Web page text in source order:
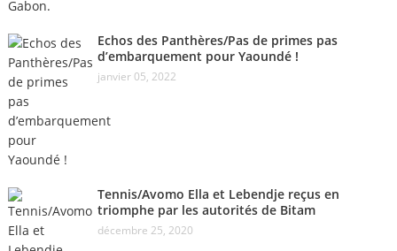
Echos des Panthères/Pas de primes pas
d’embarquement pour Yaoundé !
janvier 05, 2022
Tennis/Avomo Ella et Lebendje reçus en
triomphe par les autorités de Bitam
décembre 25, 2020